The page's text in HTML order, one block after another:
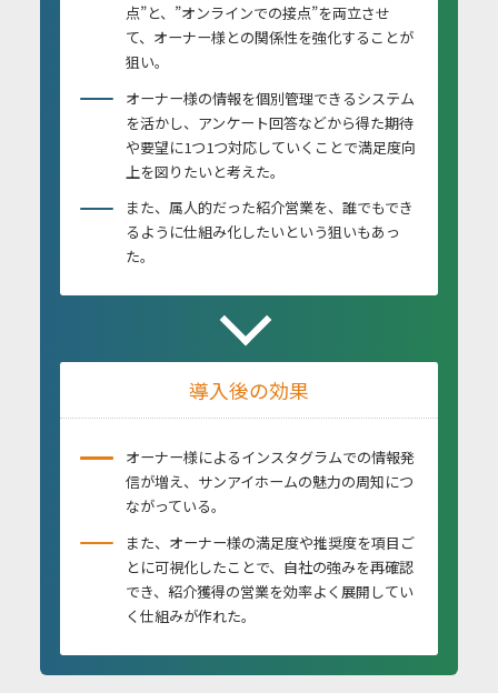
点”と、”オンラインでの接点”を両立させ
て、オーナー様との関係性を強化することが
狙い。
オーナー様の情報を個別管理できるシステム
を活かし、アンケート回答などから得た期待
や要望に1つ1つ対応していくことで満足度向
上を図りたいと考えた。
また、属人的だった紹介営業を、誰でもでき
るように仕組み化したいという狙いもあっ
た。
導入後の効果
オーナー様によるインスタグラムでの情報発
信が増え、サンアイホームの魅力の周知につ
ながっている。
また、オーナー様の満足度や推奨度を項目ご
とに可視化したことで、自社の強みを再確認
でき、紹介獲得の営業を効率よく展開してい
く仕組みが作れた。